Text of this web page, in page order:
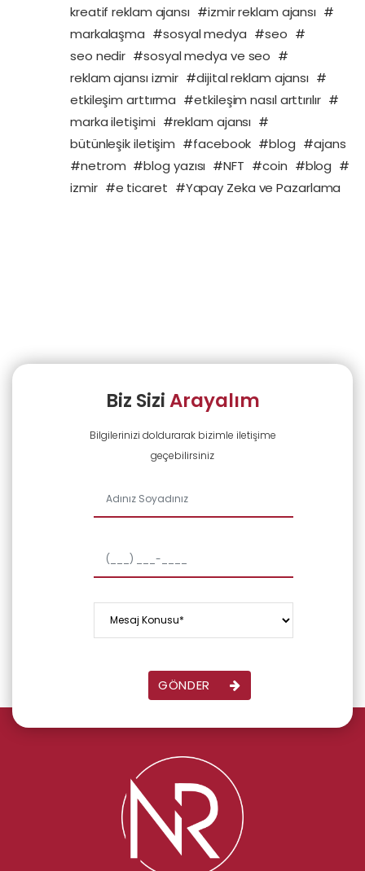
kreatif reklam ajansı #izmir reklam ajansı #
markalaşma #sosyal medya #seo #
seo nedir #sosyal medya ve seo #
reklam ajansı izmir #dijital reklam ajansı #
etkileşim arttırma #etkileşim nasıl arttırılır #
marka iletişimi #reklam ajansı #
bütünleşik iletişim #facebook #blog #ajans
#netrom #blog yazısı #NFT #coin #blog #
izmir #e ticaret #Yapay Zeka ve Pazarlama
Biz SiziArayalım
Bilgilerinizi doldurarak bizimle iletişime
geçebilirsiniz
GÖNDER